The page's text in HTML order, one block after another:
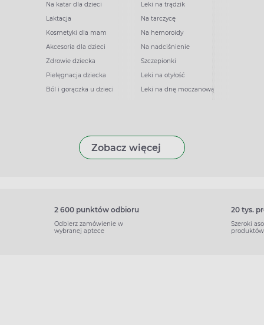
Na katar dla dzieci
Laktacja
Kosmetyki dla mam
Akcesoria dla dzieci
Zdrowie dziecka
Pielęgnacja dziecka
Ból i gorączka u dzieci
Leki na trądzik
Na tarczycę
Na hemoroidy
Na nadciśnienie
Szczepionki
Leki na otyłość
Leki na dnę moczanową
Zobacz więcej
2 600 punktów odbioru
Odbierz zamówienie w
wybranej aptece
20 tys.
Szeroki
produktów